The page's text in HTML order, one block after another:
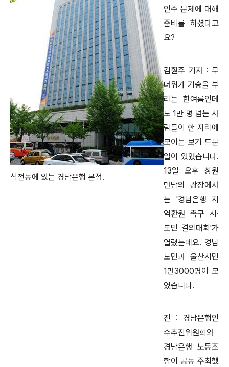
석전동에 있는 경남은행 본점.
인수 문제에 대해
준비를 하셨다고
요?
김훤주 기자 : 무
더위가 기승을 부
리는 한여름인데
도 1만 명 넘는 사
람들이 한 자리에
모이는 보기 드문
일이 있었습니다.
13일 오후 창원
만남의 광장에서
는 '경남은행 지
역환원 촉구 시·
도민 결의대회'가
열렸는데요. 경남
도민과 울산시민
1만3000명이 모
였습니다.
진 : 경남은행인
수추진위원회와
경남은행 노동조
합이 공동 주최했